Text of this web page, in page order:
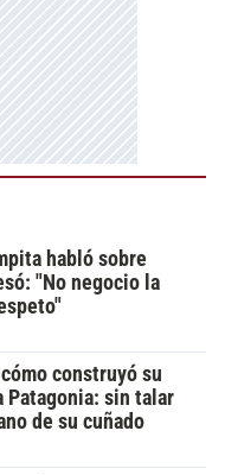
habló sobre
"No negocio la
construyó su
Patagonia: sin talar
de su cuñado